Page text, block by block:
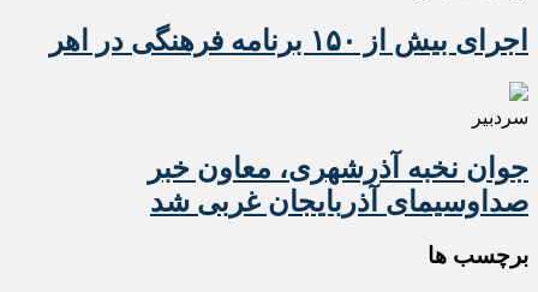
اجرای بیش از ۱۵۰ برنامه فرهنگی در اهر
سردبیر
جوان نخبه آذرشهری، معاون خبر
صداوسیمای آذربایجان غربی شد
برچسب ها